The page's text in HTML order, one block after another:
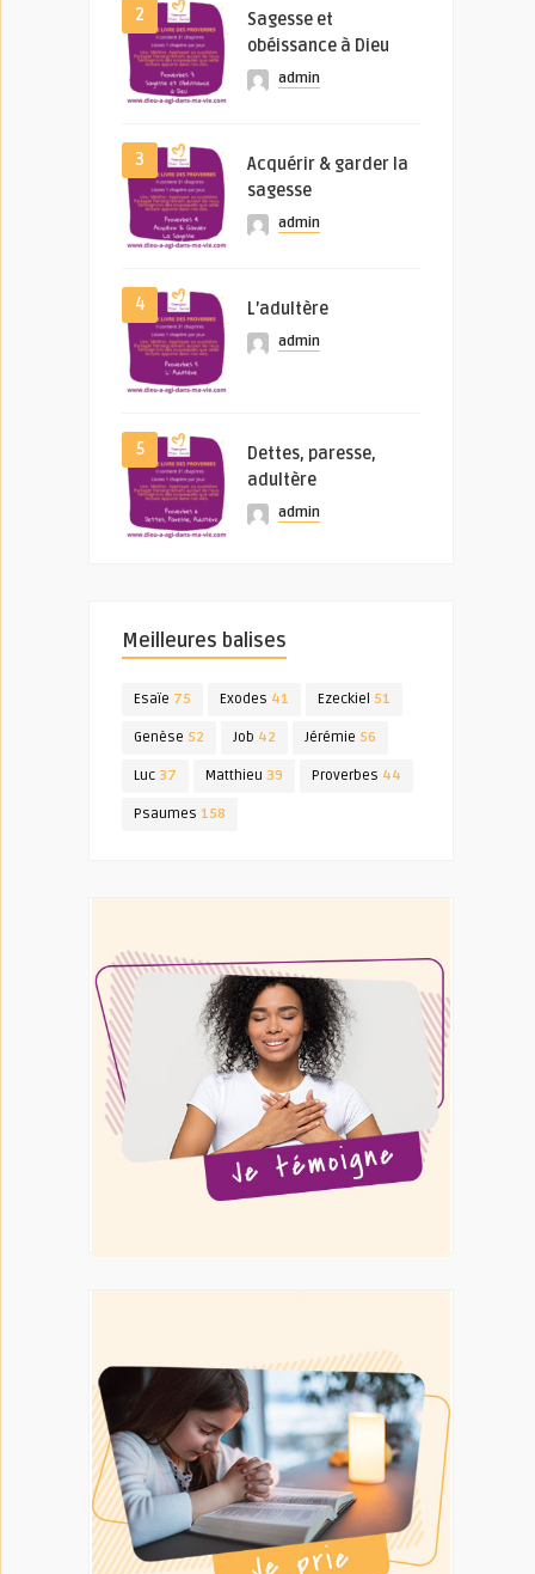
2
Sagesse et
obéissance à Dieu
admin
3
Acquérir & garder la
sagesse
admin
4 L’adultère
admin
5
Dettes, paresse,
adultère
admin
Meilleures balises
Esaïe 75 Exodes 41 Ezeckiel 51
Genèse 52 Job 42 Jérémie 56
Luc 37 Matthieu 39 Proverbes 44
Psaumes 158